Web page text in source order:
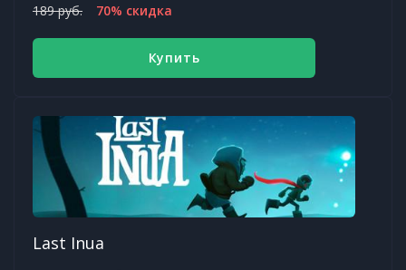
189 руб. 70% скидка
Купить
Last Inua